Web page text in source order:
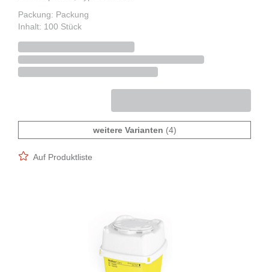
Packung: Packung
Inhalt: 100 Stück
weitere Varianten (4)
Auf Produktliste